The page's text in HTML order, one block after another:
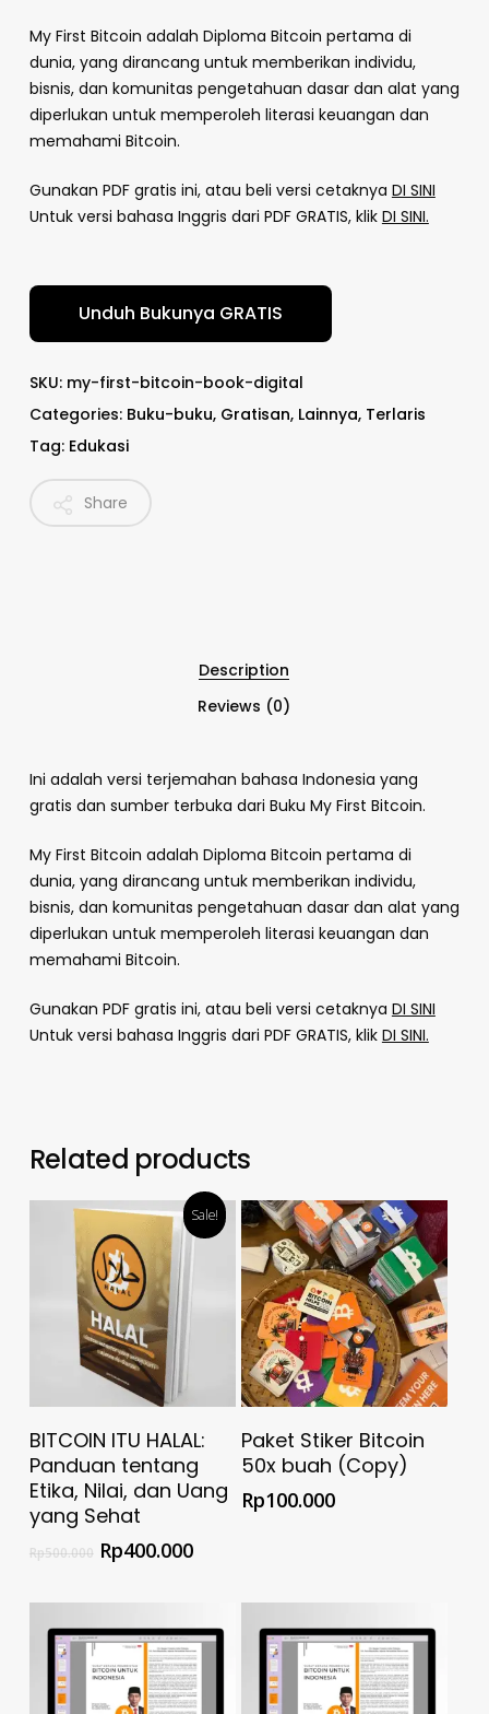
My First Bitcoin adalah Diploma Bitcoin pertama di
dunia, yang dirancang untuk memberikan individu,
bisnis, dan komunitas pengetahuan dasar dan alat yang
diperlukan untuk memperoleh literasi keuangan dan
memahami Bitcoin.
Gunakan PDF gratis ini, atau beli versi cetaknya DI SINI
Untuk versi bahasa Inggris dari PDF GRATIS, klik DI SINI.
Unduh Bukunya GRATIS
SKU: my-first-bitcoin-book-digital
Categories: Buku-buku, Gratisan, Lainnya, Terlaris
Tag: Edukasi
Share
Description
Reviews (0)
Ini adalah versi terjemahan bahasa Indonesia yang
gratis dan sumber terbuka dari Buku My First Bitcoin.
My First Bitcoin adalah Diploma Bitcoin pertama di
dunia, yang dirancang untuk memberikan individu,
bisnis, dan komunitas pengetahuan dasar dan alat yang
diperlukan untuk memperoleh literasi keuangan dan
memahami Bitcoin.
Gunakan PDF gratis ini, atau beli versi cetaknya DI SINI
Untuk versi bahasa Inggris dari PDF GRATIS, klik DI SINI.
Related products
Sale!
Select Options
BITCOIN ITU HALAL:
Panduan tentang
Etika, Nilai, dan Uang
yang Sehat
Rp500.000 Rp400.000
Add To Cart
Paket Stiker Bitcoin
50x buah (Copy)
Rp100.000